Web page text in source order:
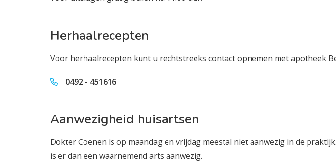
Herhaalrecepten
Voor herhaalrecepten kunt u rechtstreeks contact opnemen met apotheek
0492 - 451616
Aanwezigheid huisartsen
Dokter Coenen is op maandag en vrijdag meestal niet aanwezig in de
is er dan een waarnemend arts aanwezig.